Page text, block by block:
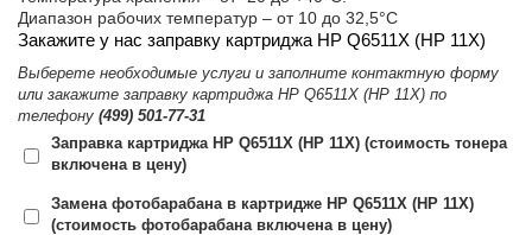
Диапазон рабочих температур – от 10 до 32,5°С
Закажите у нас заправку картриджа HP Q6511X (HP 11X)
Выберете необходимые услуги и заполните контактную форму
или закажите заправку картриджа HP Q6511X (HP 11X) по
телефону (499) 501-77-31
Заправка картриджа HP Q6511X (HP 11X) (стоимость тонера
включена в цену)
Замена фотобарабана в картридже HP Q6511X (HP 11X)
(стоимость фотобарабана включена в цену)